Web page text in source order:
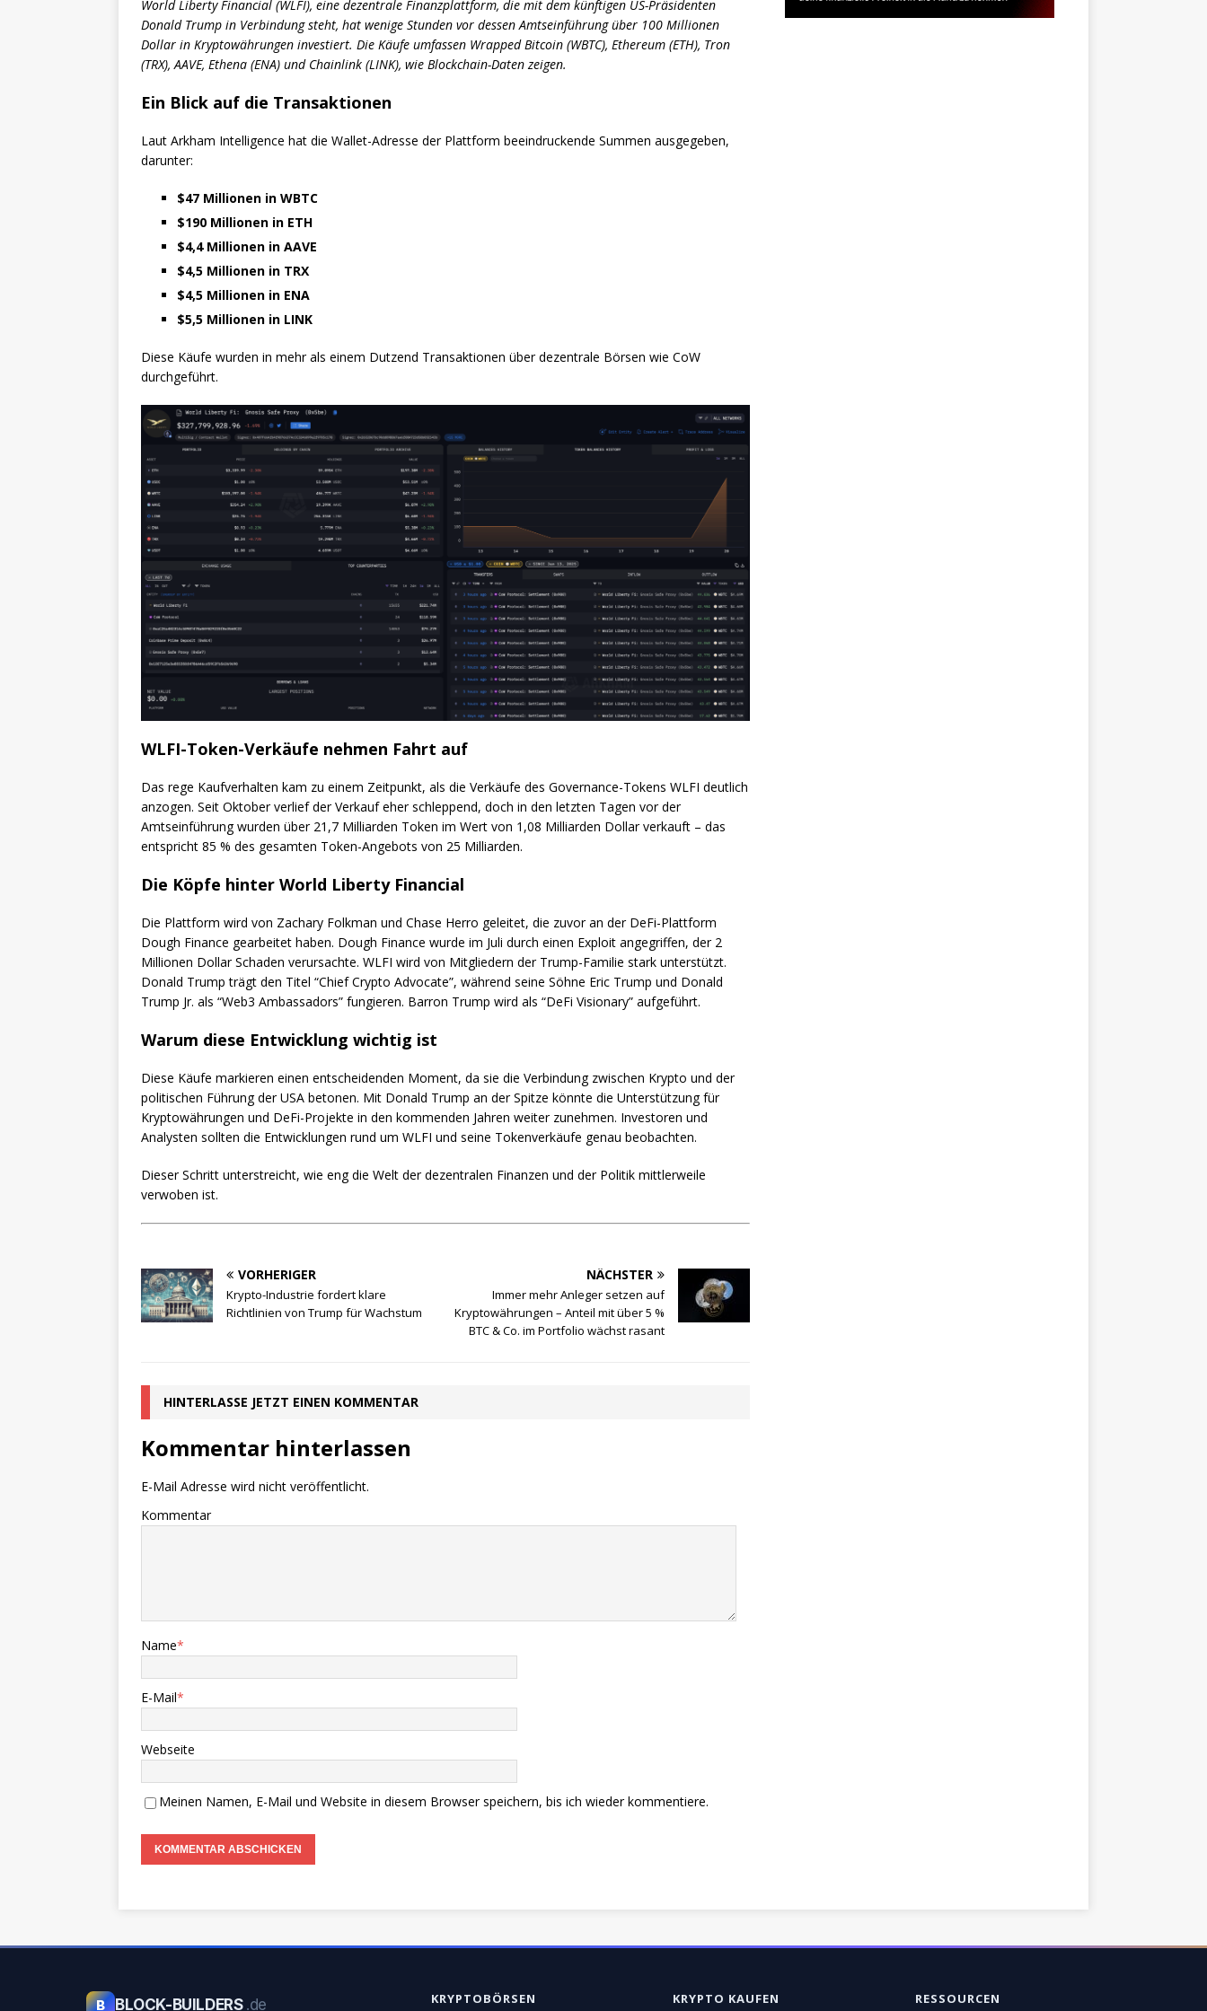
World Liberty Financial (WLFI), eine dezentrale Finanzplattform, die mit dem künftigen US-Präsidenten
Donald Trump in Verbindung steht, hat wenige Stunden vor dessen Amtseinführung über 100 Millionen
Dollar in Kryptowährungen investiert. Die Käufe umfassen Wrapped Bitcoin (WBTC), Ethereum (ETH), Tron
(TRX), AAVE, Ethena (ENA) und Chainlink (LINK), wie Blockchain-Daten zeigen.
Ein Blick auf die Transaktionen
Laut Arkham Intelligence hat die Wallet-Adresse der Plattform beeindruckende Summen ausgegeben,
darunter:
$47 Millionen in WBTC
$190 Millionen in ETH
$4,4 Millionen in AAVE
$4,5 Millionen in TRX
$4,5 Millionen in ENA
$5,5 Millionen in LINK
Diese Käufe wurden in mehr als einem Dutzend Transaktionen über dezentrale Börsen wie CoW
durchgeführt.
WLFI-Token-Verkäufe nehmen Fahrt auf
Das rege Kaufverhalten kam zu einem Zeitpunkt, als die Verkäufe des Governance-Tokens WLFI deutlich
anzogen. Seit Oktober verlief der Verkauf eher schleppend, doch in den letzten Tagen vor der
Amtseinführung wurden über 21,7 Milliarden Token im Wert von 1,08 Milliarden Dollar verkauft – das
entspricht 85 % des gesamten Token-Angebots von 25 Milliarden.
Die Köpfe hinter World Liberty Financial
Die Plattform wird von Zachary Folkman und Chase Herro geleitet, die zuvor an der DeFi-Plattform
Dough Finance gearbeitet haben. Dough Finance wurde im Juli durch einen Exploit angegriffen, der 2
Millionen Dollar Schaden verursachte. WLFI wird von Mitgliedern der Trump-Familie stark unterstützt.
Donald Trump trägt den Titel “Chief Crypto Advocate”, während seine Söhne Eric Trump und Donald
Trump Jr. als “Web3 Ambassadors” fungieren. Barron Trump wird als “DeFi Visionary” aufgeführt.
Warum diese Entwicklung wichtig ist
Diese Käufe markieren einen entscheidenden Moment, da sie die Verbindung zwischen Krypto und der
politischen Führung der USA betonen. Mit Donald Trump an der Spitze könnte die Unterstützung für
Kryptowährungen und DeFi-Projekte in den kommenden Jahren weiter zunehmen. Investoren und
Analysten sollten die Entwicklungen rund um WLFI und seine Tokenverkäufe genau beobachten.
Dieser Schritt unterstreicht, wie eng die Welt der dezentralen Finanzen und der Politik mittlerweile
verwoben ist.
VORHERIGER
Krypto-Industrie fordert klare
Richtlinien von Trump für Wachstum
NÄCHSTER
Immer mehr Anleger setzen auf
Kryptowährungen – Anteil mit über 5 %
BTC & Co. im Portfolio wächst rasant
HINTERLASSE JETZT EINEN KOMMENTAR
Kommentar hinterlassen
E-Mail Adresse wird nicht veröffentlicht.
Kommentar
Name*
E-Mail*
Webseite
Meinen Namen, E-Mail und Website in diesem Browser speichern, bis ich wieder kommentiere.
B BLOCK-BUILDERS .de KRYPTOBÖRSEN KRYPTO KAUFEN RESSOURCEN